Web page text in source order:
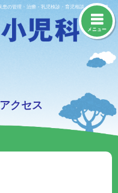
の管理・治療・乳児検診・育児相談・予防接種
メニュー
クセス